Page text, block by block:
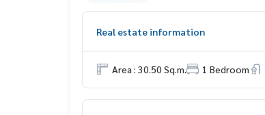
Real estate information
Area : 30.50 Sq.m. 1 Bedroom